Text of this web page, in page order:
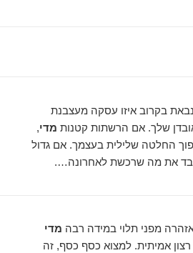
בקרוב איזו עסקה מעצבנת
שלך. אם הרשתות קטנות מדי,
החלטה שלילית בעצמך. אם גדול
את מה שרכשת לאחרונה….
מפני תלוי במידה רבה מדי
אמיתית. למצוא כסף כסף, זה